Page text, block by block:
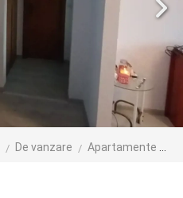
De vanzare Apartamente de vanzare